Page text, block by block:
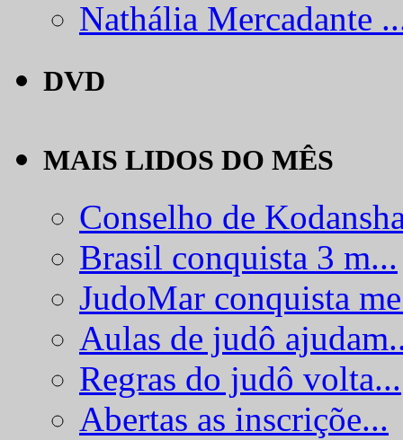
Nathália Mercadante
DVD
MAIS LIDOS DO MÊS
Conselho de
Brasil conquista 3 m...
JudoMar conquista
Aulas de judô
Regras do judô volta...
Abertas as inscriçõe...